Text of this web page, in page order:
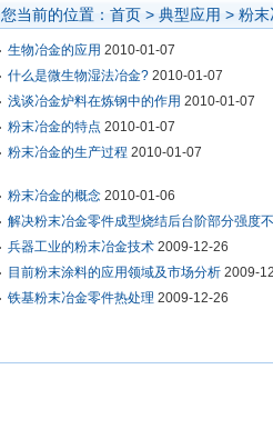
您当前的位置： 首页 > 典型应用 > 粉末
生物冶金的应用 2010-01-07
什么是微生物湿法冶金? 2010-01-07
浅谈冶金炉料在炼钢中的作用 2010-01-07
粉末冶金的特点 2010-01-07
粉末冶金的生产过程 2010-01-07
粉末冶金的概念 2010-01-06
解决粉末冶金零件成型烧结后台阶部分强度
兵器工业的粉末冶金技术 2009-12-26
目前粉末涂料的应用领域及市场分析 2009-
铁基粉末冶金零件热处理 2009-12-26